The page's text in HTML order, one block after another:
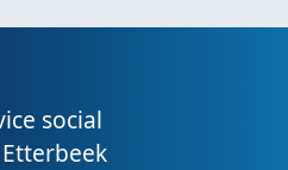
social
Etterbeek